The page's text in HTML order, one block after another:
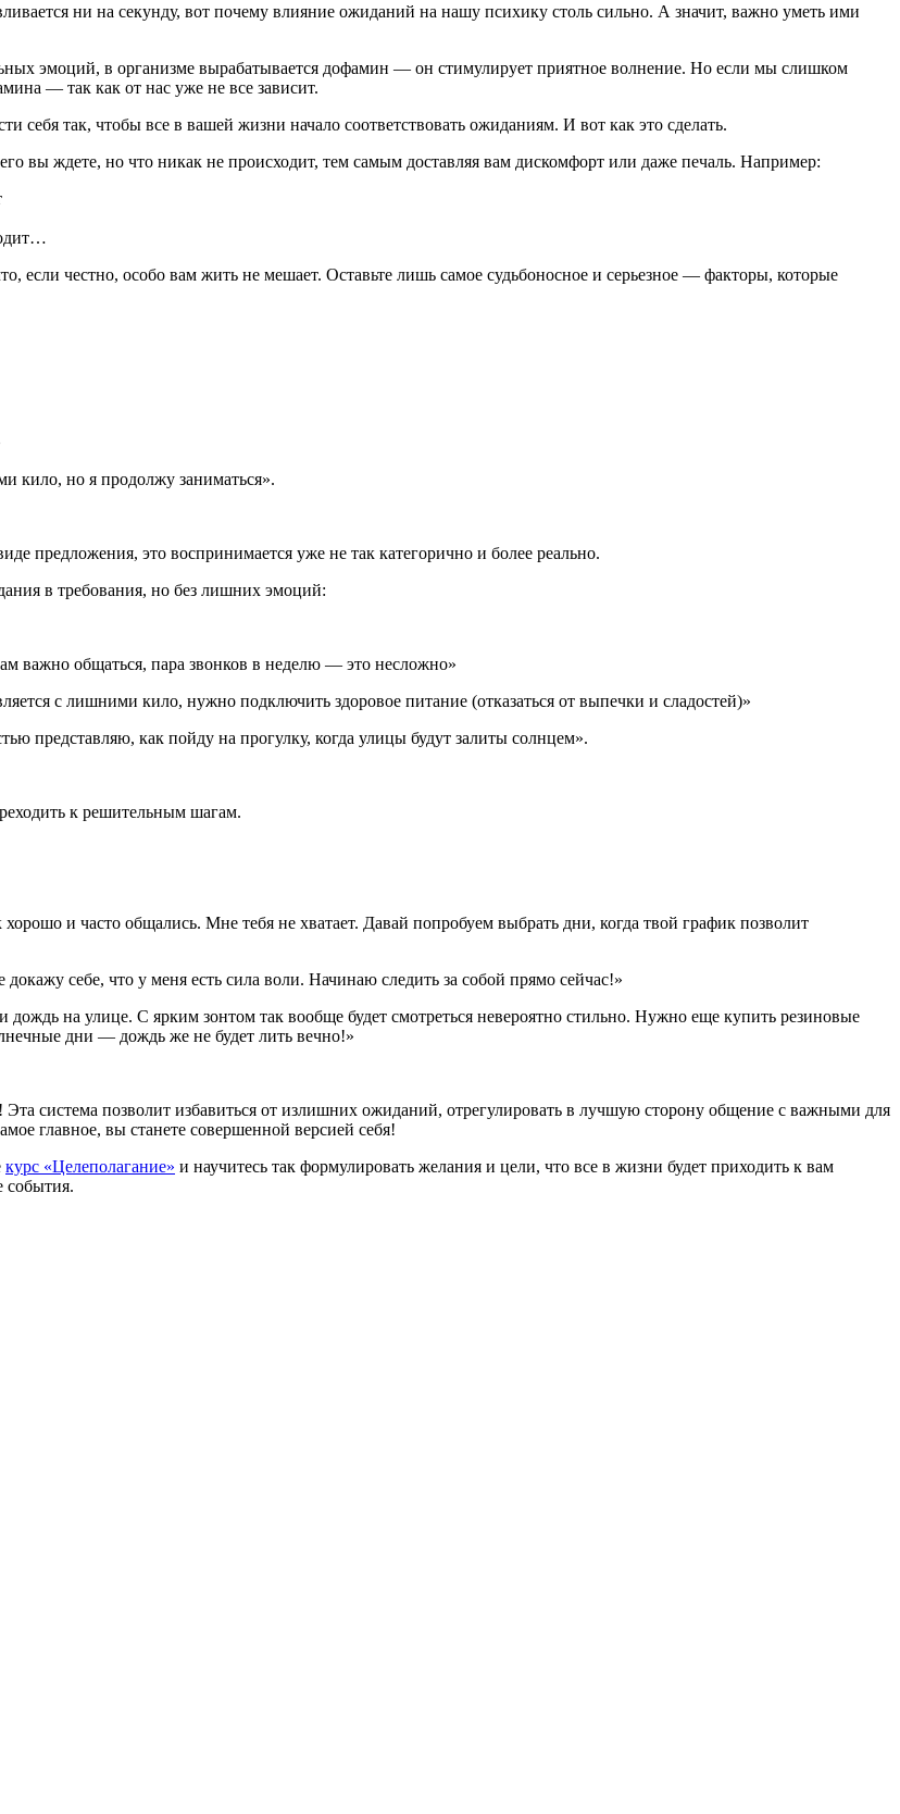
ни на секунду, вот почему влияние ожиданий на нашу психику столь сильно. А значит, важно уметь ими
эмоций, в организме вырабатывается дофамин — он стимулирует приятное волнение. Но если мы слишком
— так как от нас уже не все зависит.
себя так, чтобы все в вашей жизни начало соответствовать ожиданиям. И вот как это сделать.
вы ждете, но что никак не происходит, тем самым доставляя вам дискомфорт или даже печаль. Например:
если честно, особо вам жить не мешает. Оставьте лишь самое судьбоносное и серьезное — факторы, которые
кило, но я продолжу заниматься».
предложения, это воспринимается уже не так категорично и более реально.
в требования, но без лишних эмоций:
важно общаться, пара звонков в неделю — это несложно»
с лишними кило, нужно подключить здоровое питание (отказаться от выпечки и сладостей)»
представляю, как пойду на прогулку, когда улицы будут залиты солнцем».
к решительным шагам.
и часто общались. Мне тебя не хватает. Давай попробуем выбрать дни, когда твой график позволит
себе, что у меня есть сила воли. Начинаю следить за собой прямо сейчас!»
на улице. С ярким зонтом так вообще будет смотреться невероятно стильно. Нужно еще купить резиновые
дни — дождь же не будет лить вечно!»
система позволит избавиться от излишних ожиданий, отрегулировать в лучшую сторону общение с важными для
главное, вы станете совершенной версией себя!
курс «Целеполагание» и научитесь так формулировать желания и цели, что все в жизни будет приходить к вам
события.